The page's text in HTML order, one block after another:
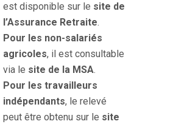
est disponible sur le site de
l’Assurance Retraite.
Pour les non-salariés
agricoles, il est consultable
via le site de la MSA.
Pour les travailleurs
indépendants, le relevé
peut être obtenu sur le site